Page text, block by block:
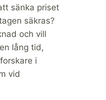
sänka priset
säkras?
och vill
lång tid,
i
vid